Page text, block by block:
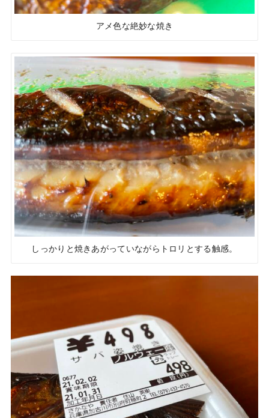
アメ色な絶妙な焼き
しっかりと焼きあがっていながらトロリとする触感。